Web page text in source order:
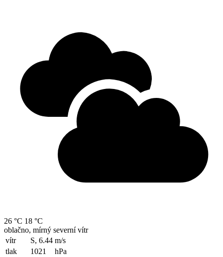
26 °C 18 °C
oblačno, mírný severní vítr
vítr
S, 6.44 m/s
tlak
1021
hPa